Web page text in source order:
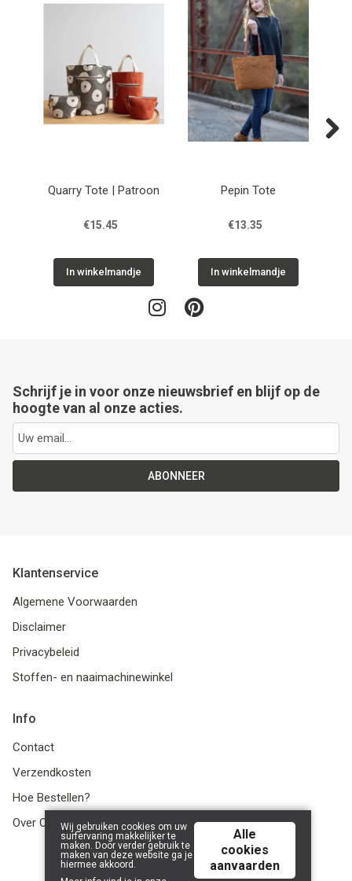
Quarry Tote | Patroon
€15.45
In winkelmandje
Pepin Tote
€13.35
In winkelmandje
Schrijf je in voor onze nieuwsbrief en blijf op de
hoogte van al onze acties.
ABONNEER
Klantenservice
Algemene Voorwaarden
Disclaimer
Privacybeleid
Stoffen- en naaimachinewinkel
Info
Contact
Verzendkosten
Hoe Bestellen?
Over Ons
© 2026 LanaLotta | Powered byTilroy.
Wij gebruiken cookies om uw
surfervaring makkelijker te
maken. Door verder gebruik te
maken van deze website ga je
hiermee akkoord.
Alle
cookies
aanvaarden